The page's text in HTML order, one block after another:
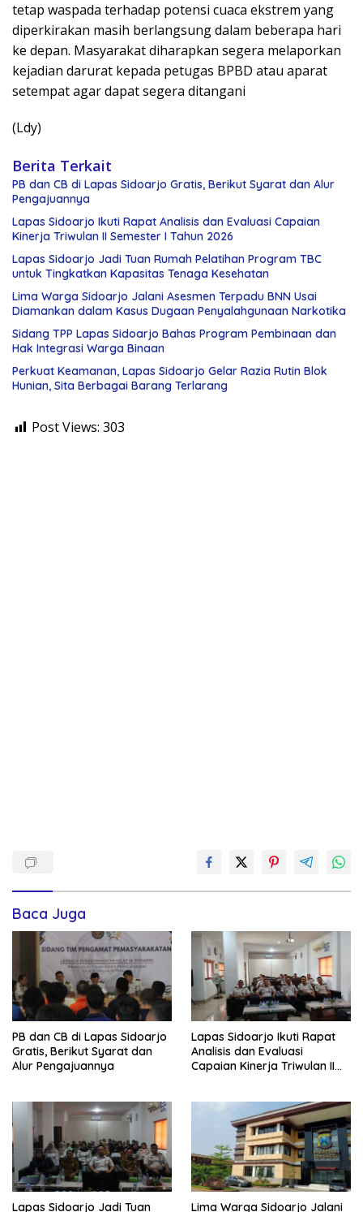
tetap waspada terhadap potensi cuaca ekstrem yang
diperkirakan masih berlangsung dalam beberapa hari
ke depan. Masyarakat diharapkan segera melaporkan
kejadian darurat kepada petugas BPBD atau aparat
setempat agar dapat segera ditangani
(Ldy)
Berita Terkait
PB dan CB di Lapas Sidoarjo Gratis, Berikut Syarat dan Alur
Pengajuannya
Lapas Sidoarjo Ikuti Rapat Analisis dan Evaluasi Capaian
Kinerja Triwulan II Semester I Tahun 2026
Lapas Sidoarjo Jadi Tuan Rumah Pelatihan Program TBC
untuk Tingkatkan Kapasitas Tenaga Kesehatan
Lima Warga Sidoarjo Jalani Asesmen Terpadu BNN Usai
Diamankan dalam Kasus Dugaan Penyalahgunaan Narkotika
Sidang TPP Lapas Sidoarjo Bahas Program Pembinaan dan
Hak Integrasi Warga Binaan
Perkuat Keamanan, Lapas Sidoarjo Gelar Razia Rutin Blok
Hunian, Sita Berbagai Barang Terlarang
Post Views: 303
Baca Juga
PB dan CB di Lapas Sidoarjo
Gratis, Berikut Syarat dan
Alur Pengajuannya
Lapas Sidoarjo Ikuti Rapat
Analisis dan Evaluasi
Capaian Kinerja Triwulan II
Lapas Sidoarjo Jadi Tuan Lima Warga Sidoarjo Jalani